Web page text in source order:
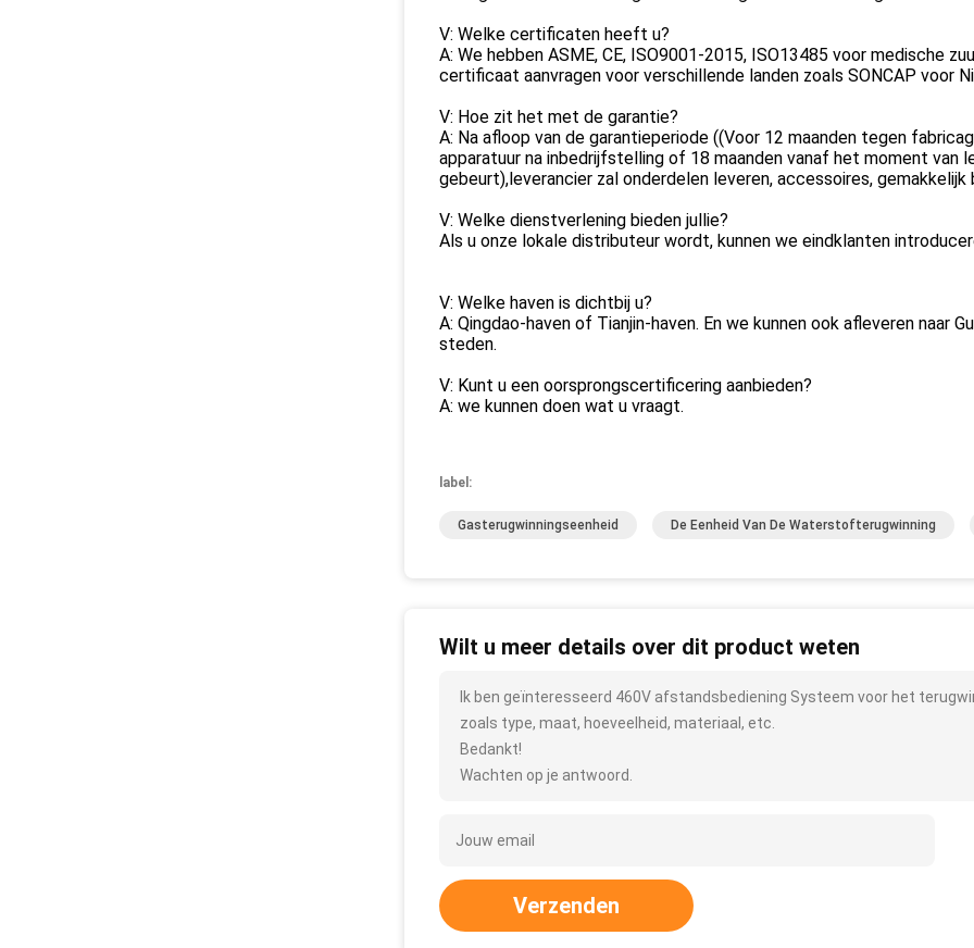
V: Welke certificaten heeft u?
A: We hebben ASME, CE, ISO9001-2015, ISO13485 voor medische
certificaat aanvragen voor verschillende landen zoals SONCAP voor
V: Hoe zit het met de garantie?
A: Na afloop van de garantieperiode ((Voor 12 maanden tegen
apparatuur na inbedrijfstelling of 18 maanden vanaf het moment van
gebeurt),leverancier zal onderdelen leveren, accessoires,
V: Welke dienstverlening bieden jullie?
Als u onze lokale distributeur wordt, kunnen we eindklanten
V: Welke haven is dichtbij u?
A: Qingdao-haven of Tianjin-haven. En we kunnen ook afleveren naar
steden.
V: Kunt u een oorsprongscertificering aanbieden?
A: we kunnen doen wat u vraagt.
label:
Gasterugwinningseenheid De Eenheid Van De Waterstofterugwinning
Wilt u meer details over dit product weten
Ik ben geïnteresseerd 460V afstandsbediening Systeem voor het
zoals type, maat, hoeveelheid, materiaal, etc.
Bedankt!
Wachten op je antwoord.
Verzenden